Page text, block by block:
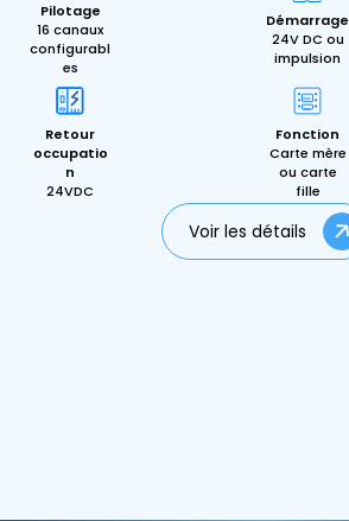
Pilotage
16 canaux
configurabl
es
Démarrage
24V DC ou
impulsion
Retour
occupatio
n
24VDC
Fonction
Carte mère
ou carte
fille
Voir les détails